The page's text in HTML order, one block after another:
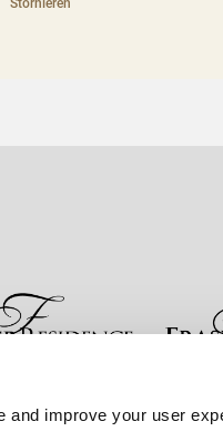
and improve your user
Kontakt